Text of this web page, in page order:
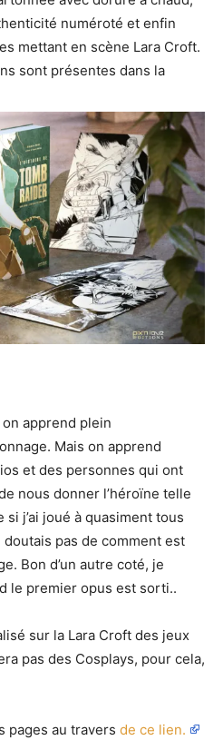
numéroté et enfin
mettant en scène Lara Croft.
sont présentes dans la
apprend plein
Mais on apprend
et des personnes qui ont
nous donner l’héroïne telle
si j’ai joué à quasiment tous
doutais pas de comment est
Bon d’un autre coté, je
le premier opus est sorti..
sur la Lara Croft des jeux
pas des Cosplays, pour cela,
pages au travers de ce lien.